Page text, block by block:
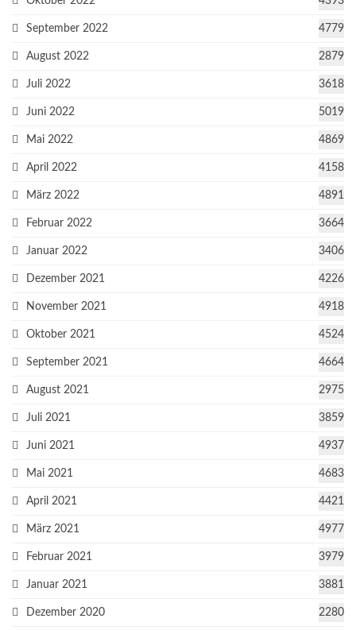
September 2022 4779
August 2022 2879
Juli 2022 3618
Juni 2022 5019
Mai 2022 4869
April 2022 4158
März 2022 4891
Februar 2022 3664
Januar 2022 3406
Dezember 2021 4226
November 2021 4918
Oktober 2021 4524
September 2021 4664
August 2021 2975
Juli 2021 3859
Juni 2021 4937
Mai 2021 4683
April 2021 4421
März 2021 4977
Februar 2021 3979
Januar 2021 3881
Dezember 2020 2280